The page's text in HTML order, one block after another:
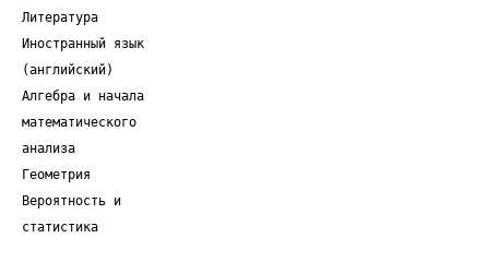
Литература
Иностранный язык
(английский)
Алгебра и начала
математического
анализа
Геометрия
Вероятность и
статистика